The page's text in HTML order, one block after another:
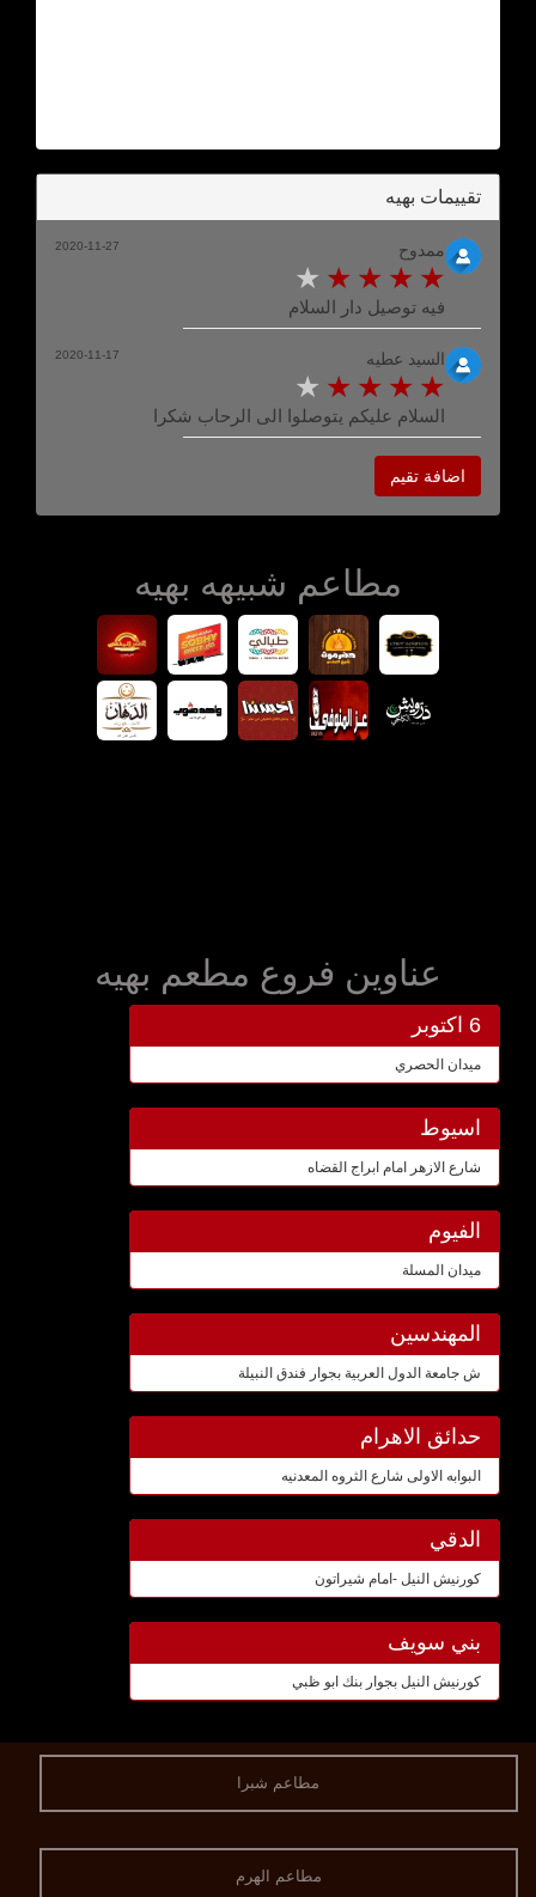
تقييمات بهيه
ممدوح
فيه توصيل دار السلام
2020-11-27
السيد عطيه
السلام عليكم يتوصلوا الى الرحاب شكرا
2020-11-17
اضافة تقيم
مطاعم شبيهه بهيه
عناوين فروع مطعم بهيه
6 اكتوبر
ميدان الحصري
اسيوط
شارع الازهر امام ابراج القضاه
الفيوم
ميدان المسلة
المهندسين
ش جامعة الدول العربية بجوار فندق النبيلة
حدائق الاهرام
البوابه الاولى شارع الثروه المعدنيه
الدقي
كورنيش النيل -امام شيراتون
بني سويف
كورنيش النيل بجوار بنك ابو ظبي
مطاعم شبرا
مطاعم الهرم